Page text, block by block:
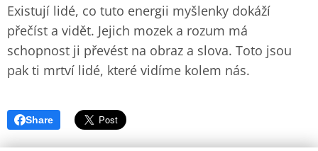
Existují lidé, co tuto energii myšlenky dokáží
přečíst a vidět. Jejich mozek a rozum má
schopnost ji převést na obraz a slova. Toto jsou
pak ti mrtví lidé, které vidíme kolem nás.
Share